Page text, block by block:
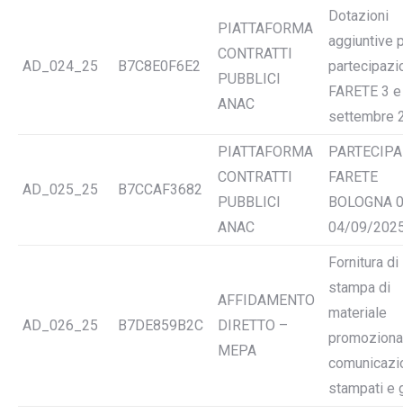
AD_024_25 B7C8E0F6E2
PIATTAFORMA
CONTRATTI
PUBBLICI
ANAC
Dotazioni
aggiuntive
FARETE 3
settembre
AD_025_25 B7CCAF3682
PIATTAFORMA
CONTRATTI
PUBBLICI
ANAC
FARETE
BOLOGNA
04/09/
AD_026_25 B7DE859B2C
AFFIDAMENTO
DIRETTO –
MEPA
Fornitura di
stampa di
materiale
stampati e